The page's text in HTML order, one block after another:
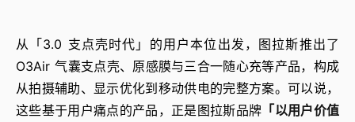
从「3.0 支点壳时代」的用户本位出发，图拉斯推出了
O3Air 气囊支点壳、原感膜与三合一随心充等产品，构成
从拍摄辅助、显示优化到移动供电的完整方案。可以说，
这些基于用户痛点的产品，正是图拉斯品牌 「以用户价值